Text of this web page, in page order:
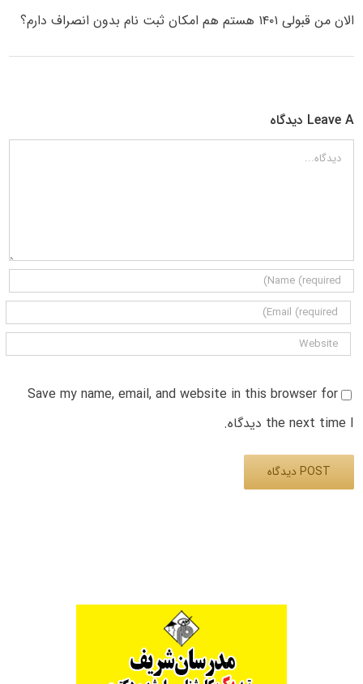
الان من قبولی ۱۴۰۱ هستم هم امکان ثبت نام بدون انصراف دارم؟
Leave A دیدگاه
دیدگاه
Save my name, email, and website in this browser for
the next time I دیدگاه.